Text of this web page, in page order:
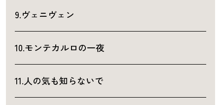
9.ヴェニヴェン
10.モンテカルロの一夜
11.人の気も知らないで